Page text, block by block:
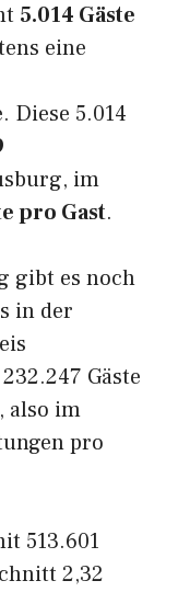
5.014 Gäste
eine
Diese 5.014
im
pro Gast.
gibt es noch
in der
Gäste
also im
pro
513.601
2,32